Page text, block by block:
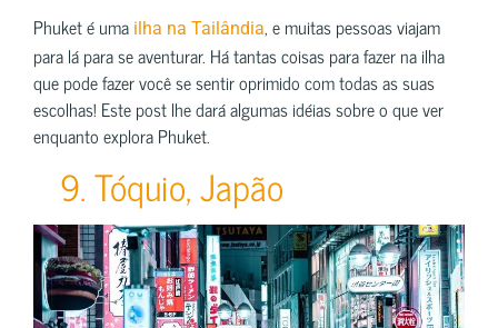
Phuket é uma ilha na Tailândia, e muitas pessoas viajam
para lá para se aventurar. Há tantas coisas para fazer na ilha
que pode fazer você se sentir oprimido com todas as suas
escolhas! Este post lhe dará algumas idéias sobre o que ver
enquanto explora Phuket.
9. Tóquio, Japão